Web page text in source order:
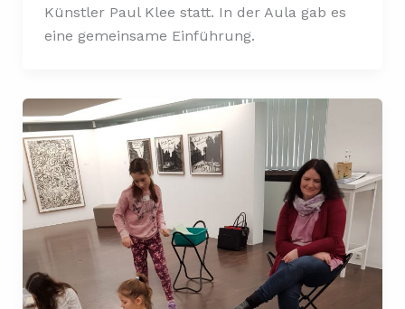
Künstler Paul Klee statt. In der Aula gab es
eine gemeinsame Einführung.